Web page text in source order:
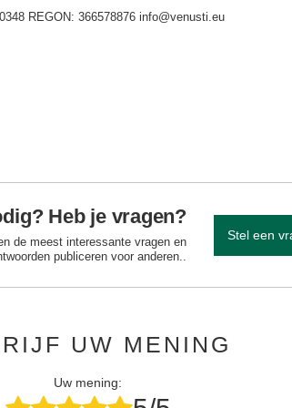
REGON: 366578876 info@venusti.eu
Heb je vragen?
de meest interessante vragen en
publiceren voor anderen..
Stel een
UW MENING
Uw mening: